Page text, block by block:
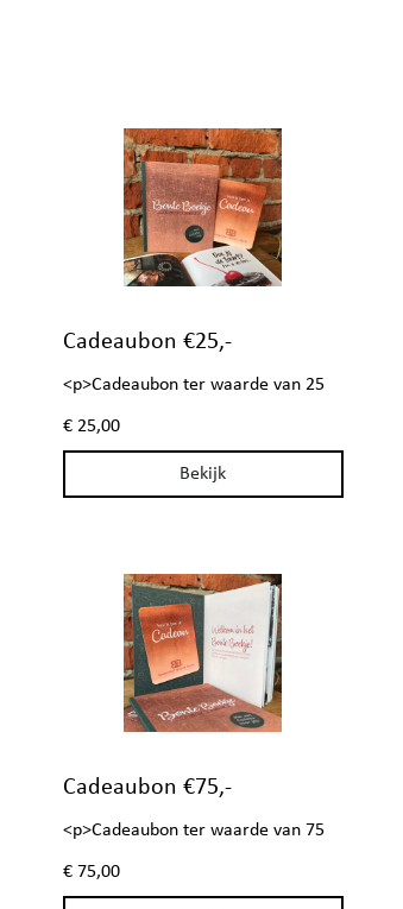
Cadeaubon €25,-
<p>Cadeaubon ter waarde van 25
euro</p>
€ 25,00
Bekijk
Cadeaubon €75,-
<p>Cadeaubon ter waarde van 75
euro</p>
€ 75,00